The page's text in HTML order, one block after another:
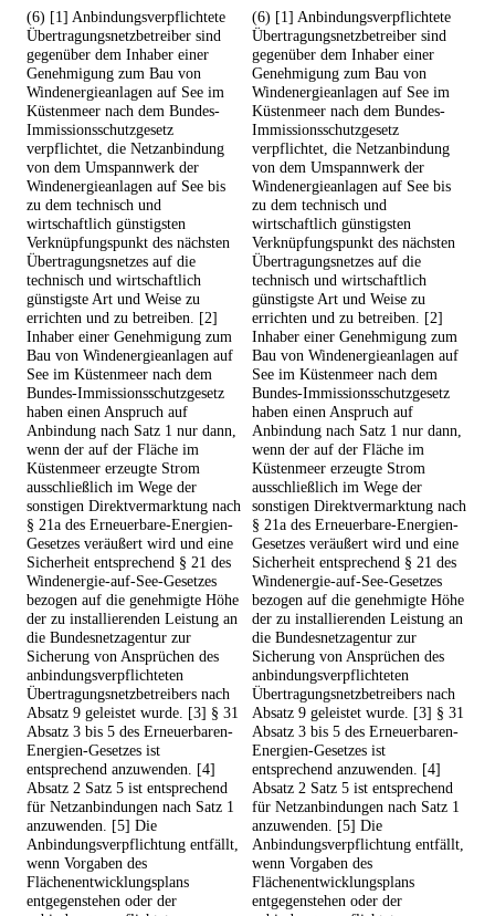
(6) [1] Anbindungsverpflichtete
Übertragungsnetzbetreiber sind
gegenüber dem Inhaber einer
Genehmigung zum Bau von
Windenergieanlagen auf See im
Küstenmeer nach dem Bundes-
Immissionsschutzgesetz
verpflichtet, die Netzanbindung
von dem Umspannwerk der
Windenergieanlagen auf See bis
zu dem technisch und
wirtschaftlich günstigsten
Verknüpfungspunkt des nächsten
Übertragungsnetzes auf die
technisch und wirtschaftlich
günstigste Art und Weise zu
errichten und zu betreiben. [2]
Inhaber einer Genehmigung zum
Bau von Windenergieanlagen auf
See im Küstenmeer nach dem
Bundes-Immissionsschutzgesetz
haben einen Anspruch auf
Anbindung nach Satz 1 nur dann,
wenn der auf der Fläche im
Küstenmeer erzeugte Strom
ausschließlich im Wege der
sonstigen Direktvermarktung nach
§ 21a des Erneuerbare-Energien-
Gesetzes veräußert wird und eine
Sicherheit entsprechend § 21 des
Windenergie-auf-See-Gesetzes
bezogen auf die genehmigte Höhe
der zu installierenden Leistung an
die Bundesnetzagentur zur
Sicherung von Ansprüchen des
anbindungsverpflichteten
Übertragungsnetzbetreibers nach
Absatz 9 geleistet wurde. [3] § 31
Absatz 3 bis 5 des Erneuerbaren-
Energien-Gesetzes ist
entsprechend anzuwenden. [4]
Absatz 2 Satz 5 ist entsprechend
für Netzanbindungen nach Satz 1
anzuwenden. [5] Die
Anbindungsverpflichtung entfällt,
wenn Vorgaben des
Flächenentwicklungsplans
entgegenstehen oder der
(6) [1] Anbindungsverpflichtete
Übertragungsnetzbetreiber sind
gegenüber dem Inhaber einer
Genehmigung zum Bau von
Windenergieanlagen auf See im
Küstenmeer nach dem Bundes-
Immissionsschutzgesetz
verpflichtet, die Netzanbindung
von dem Umspannwerk der
Windenergieanlagen auf See bis
zu dem technisch und
wirtschaftlich günstigsten
Verknüpfungspunkt des nächsten
Übertragungsnetzes auf die
technisch und wirtschaftlich
günstigste Art und Weise zu
errichten und zu betreiben. [2]
Inhaber einer Genehmigung zum
Bau von Windenergieanlagen auf
See im Küstenmeer nach dem
Bundes-Immissionsschutzgesetz
haben einen Anspruch auf
Anbindung nach Satz 1 nur dann,
wenn der auf der Fläche im
Küstenmeer erzeugte Strom
ausschließlich im Wege der
sonstigen Direktvermarktung nach
§ 21a des Erneuerbare-Energien-
Gesetzes veräußert wird und eine
Sicherheit entsprechend § 21 des
Windenergie-auf-See-Gesetzes
bezogen auf die genehmigte Höhe
der zu installierenden Leistung an
die Bundesnetzagentur zur
Sicherung von Ansprüchen des
anbindungsverpflichteten
Übertragungsnetzbetreibers nach
Absatz 9 geleistet wurde. [3] § 31
Absatz 3 bis 5 des Erneuerbaren-
Energien-Gesetzes ist
entsprechend anzuwenden. [4]
Absatz 2 Satz 5 ist entsprechend
für Netzanbindungen nach Satz 1
anzuwenden. [5] Die
Anbindungsverpflichtung entfällt,
wenn Vorgaben des
Flächenentwicklungsplans
entgegenstehen oder der